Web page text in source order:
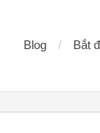
Blog Bắt